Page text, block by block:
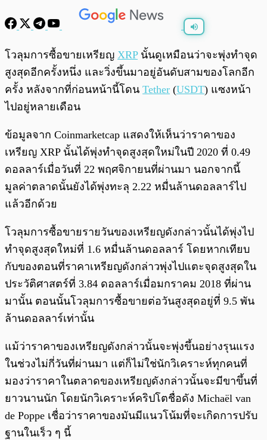
พร้อมเล่น / 0:00
โวลุมการซื้อขายเหรียญ XRPนั้นดูเหมือนว่าจะพุ่งทำจุด
สูงสุดอีกครั้งหนึ่ง และวิ่งขึ้นมาอยู่อันดับสามของโลกอีก
ครั้ง หลังจากที่ก่อนหน้านี้โดน Tether (USDT) แซงหน้า
ไปอยู่หลายเดือน
ข้อมูลจาก Coinmarketcap แสดงให้เห็นว่าราคาของ
เหรียญ XRP นั้นได้พุ่งทำจุดสูงสุดใหม่ในปี 2020 ที่ 0.49
ดอลลาร์เมื่อวันที่ 22 พฤศจิกายนที่ผ่านมา นอกจากนี้
มูลค่าตลาดนั้นยังได้พุ่งทะลุ 2.22 หมื่นล้านดอลลาร์ไป
แล้วอีกด้วย
โวลุมการซื้อขายรายวันของเหรียญดังกล่าวนั้นได้พุ่งไป
ทำจุดสูงสุดใหม่ที่ 1.6 หมื่นล้านดอลลาร์ โดยหากเทียบ
กับของตอนที่ราคาเหรียญดังกล่าวพุ่งไปแตะจุดสูงสุดใน
ประวัติศาสตร์ที่ 3.84 ดอลลาร์เมื่อมกราคม 2018 ที่ผ่าน
มานั้น ตอนนั้นโวลุมการซื้อขายต่อวันสูงสุดอยู่ที่ 9.5 พัน
ล้านดอลลาร์เท่านั้น
แม้ว่าราคาของเหรียญดังกล่าวนั้นจะพุ่งขึ้นอย่างรุนแรง
ในช่วงไม่กี่วันที่ผ่านมา แต่ก็ไม่ใช่นักวิเคราะห์ทุกคนที่
มองว่าราคาในตลาดของเหรียญดังกล่าวนั้นจะมีขาขึ้นที่
ยาวนานนัก โดยนักวิเคราะห์คริปโตชื่อดัง Michaël van
de Poppe เชื่อว่าราคาของมันมีแนวโน้มที่จะเกิดการปรับ
ฐานในเร็ว ๆ นี้